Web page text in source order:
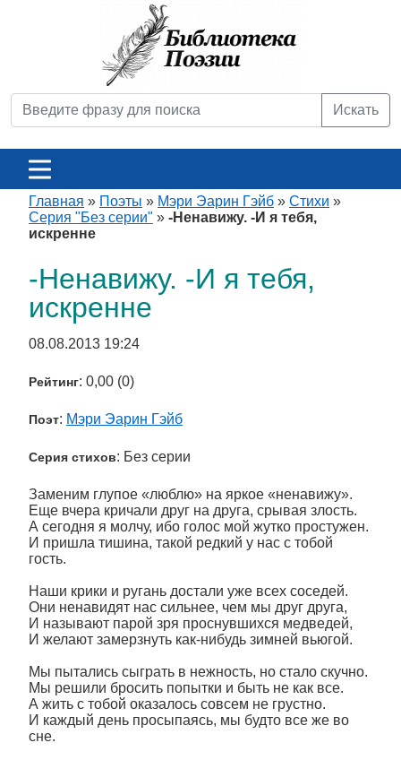
Искать
Главная » Поэты » Мэри Эарин Гэйб » Стихи »
Серия "Без серии" » -Ненавижу. -И я тебя,
искренне
-Ненавижу. -И я тебя,
искренне
08.08.2013 19:24
Рейтинг: 0,00 (0)
Поэт: Мэри Эарин Гэйб
Серия стихов: Без серии
Заменим глупое «люблю» на яркое «ненавижу».
Еще вчера кричали друг на друга, срывая злость.
А сегодня я молчу, ибо голос мой жутко простужен.
И пришла тишина, такой редкий у нас с тобой
гость.
Наши крики и ругань достали уже всех соседей.
Они ненавидят нас сильнее, чем мы друг друга,
И называют парой зря проснувшихся медведей,
И желают замерзнуть как-нибудь зимней вьюгой.
Мы пытались сыграть в нежность, но стало скучно.
Мы решили бросить попытки и быть не как все.
А жить с тобой оказалось совсем не грустно.
И каждый день просыпаясь, мы будто все же во
сне.